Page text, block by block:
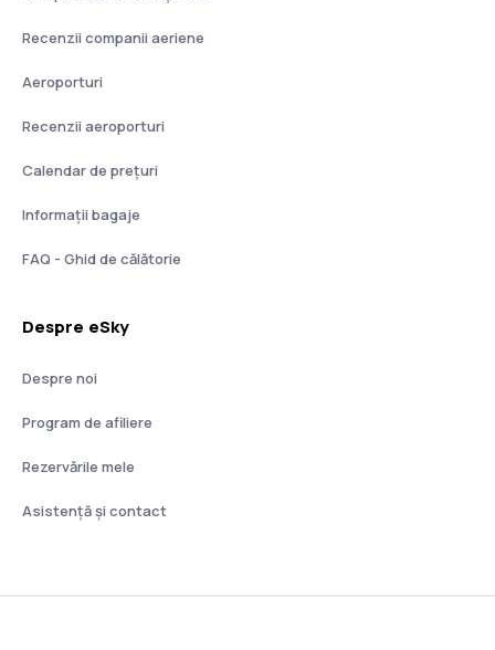
Recenzii companii aeriene
Aeroporturi
Recenzii aeroporturi
Calendar de prețuri
Informații bagaje
FAQ - Ghid de călătorie
Despre eSky
Despre noi
Program de afiliere
Rezervările mele
Asistenţă şi contact